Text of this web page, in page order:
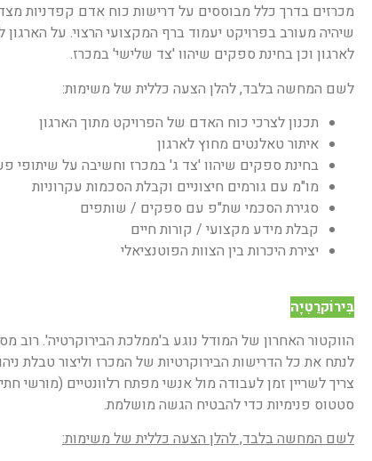
מכרזים בדרך כלל מבוססים על דרישות כוח אדם קפדניות
שיהיה מעורב בפרויקט יעמוד ברף המקצועי הרצוי. על
לארגון וכן בחינת ספקים שיהוו 'צד שלישי' במכרז.
לשם המחשה בלבד, להלן הצעה כללית של משימות:
תכנון לצרכי כוח האדם של הפרויקט מתוך הארגון
איתור טאלנטים מחוץ לארגון
בחינת ספקים שיהוו 'צד ג' במכרז וחשיבה על שיתופי
מו"מ עם גורמים חיצוניים וקבלת הסכמות עקרוניות
סגירת הסכמי שת"פ עם ספקים / שותפים
קבלת מידע מקצועי / קורות חיים
יצירת היכרות בין הצוות הפוטנציאלי
בִּירוֹקרַטִיָה
הווקטור האחרון של המודל נוגע ב'ממלכת הבירוקרטיה'. רוב
לנתח את כל הדרישות הבירוקרטיות של המכרז וליצור טבלת
צריך לשריין זמן לעבודה מול אנשי מפתח רלוונטיים (מורשי
סטטוס פנימיות כדי להבטיח הגשה מושלמת.
לשם המחשה בלבד, להלן הצעה כללית של משימות: